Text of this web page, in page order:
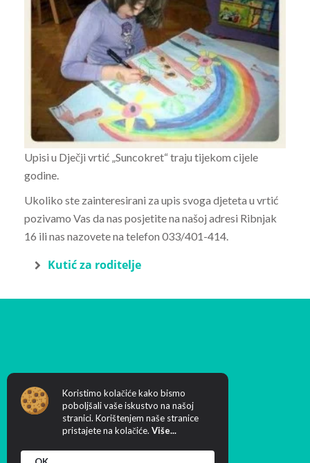
Upisi u Dječji vrtić „Suncokret“ traju tijekom cijele
godine.
Ukoliko ste zainteresirani za upis svoga djeteta u vrtić
pozivamo Vas da nas posjetite na našoj adresi Ribnjak
16 ili nas nazovete na telefon 033/401-414.
Kutić za roditelje
Koristimo kolačiće kako bismo
poboljšali vaše iskustvo na našoj
stranici. Korištenjem naše stranice
pristajete na kolačiće. Više...
Creation & Host:MIDNEL